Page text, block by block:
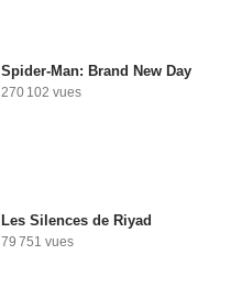
Spider-Man: Brand New Day
270 102 vues
Les Silences de Riyad
79 751 vues